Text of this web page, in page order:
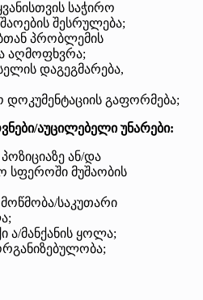
საჭირო
შესრულება;
პრობლემის
აღმოფხვრა;
დაგეგმარება,
დოკუმენტაციის გაფორმება;
აუცილებელი უნარები:
ან/და
სფეროში მუშაობის
მოწმობა/საკუთარი
ა/მანქანის ყოლა;